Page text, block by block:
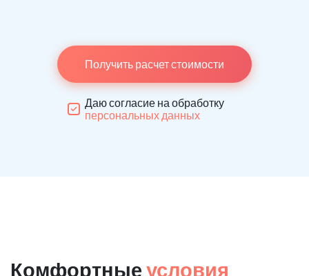
Получить расчет стоимости
Даю согласие на обработку
персональных данных
Комфортные условия